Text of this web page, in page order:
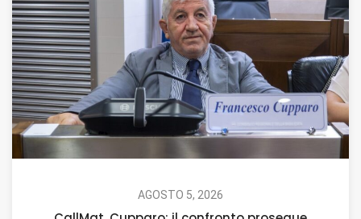
AGOSTO 5, 2026